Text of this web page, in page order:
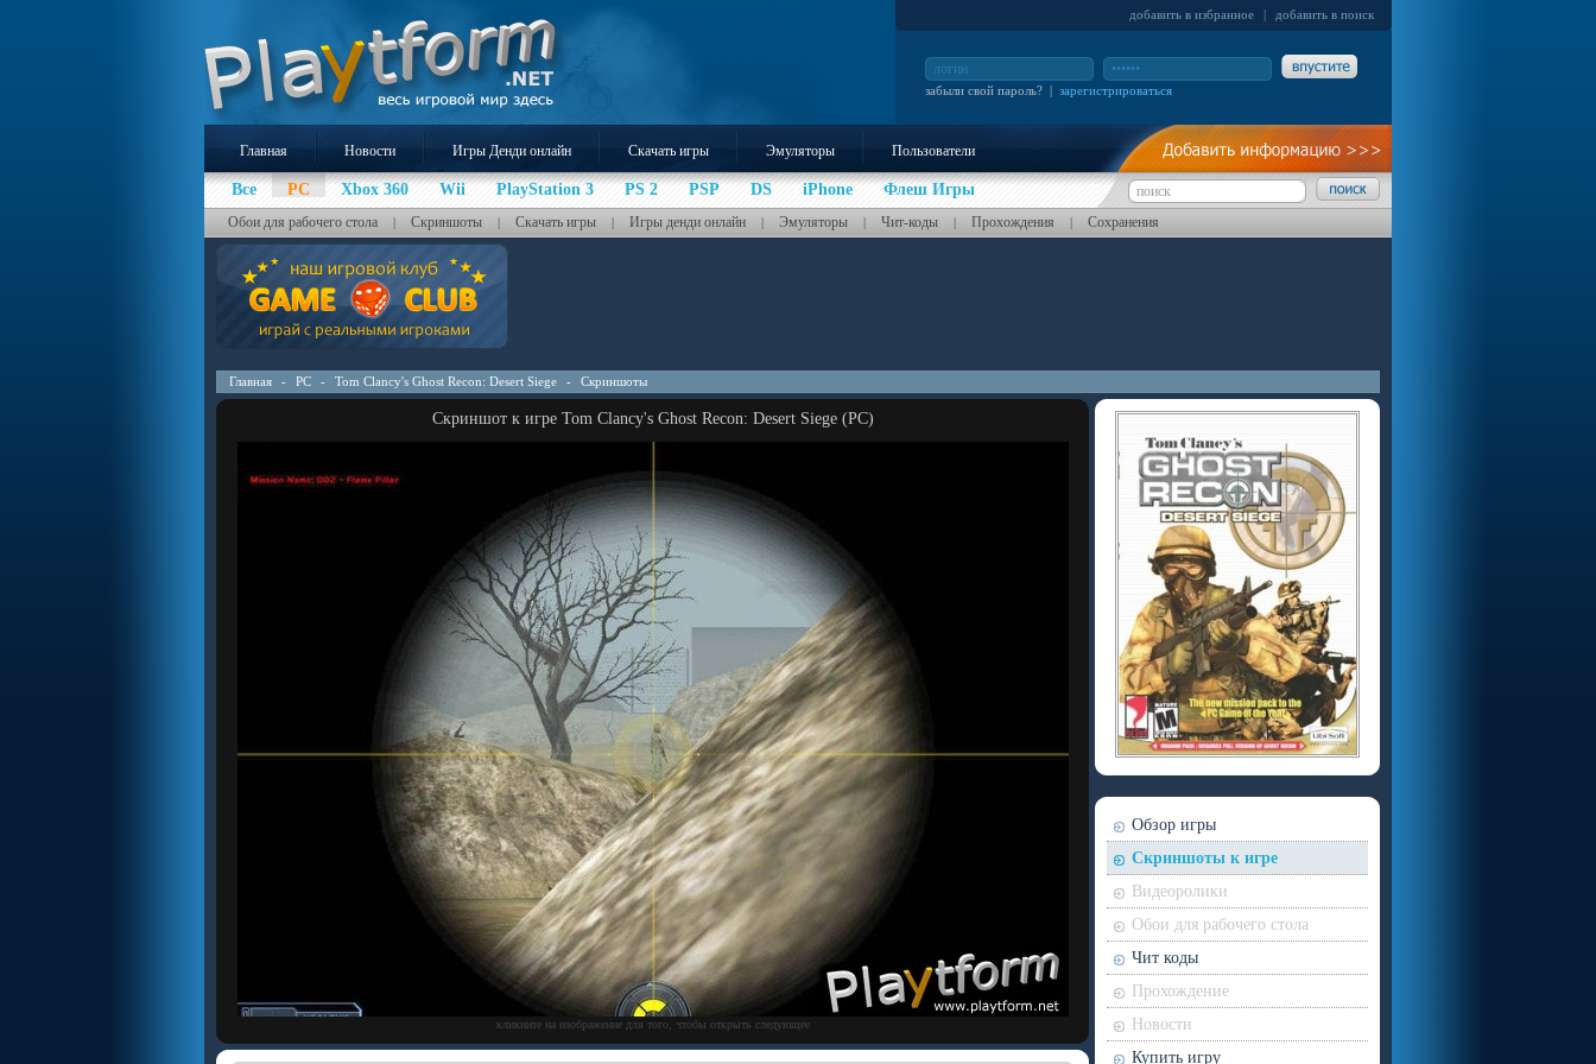
добавить в избранное | добавить в поиск
забыли свой пароль? | зарегистрироваться
Главная Новости Игры Денди онлайн Скачать игры Эмуляторы Пользователи
Все PC Xbox 360 Wii PlayStation 3 PS 2 PSP DS iPhone Флеш Игры
Обои для рабочего стола | Скриншоты | Скачать игры | Игры денди онлайн | Эмуляторы | Чит-коды | Прохождения | Сохранения
Главная - PC - Tom Clancy's Ghost Recon: Desert Siege - Скриншоты
Скриншот к игре Tom Clancy's Ghost Recon: Desert Siege (PC)
кликните на изображение для того, чтобы открыть следующее
Обзор игры
Скриншоты к игре
Видеоролики
Обои для рабочего стола
Чит коды
Прохождение
Новости
Купить игру